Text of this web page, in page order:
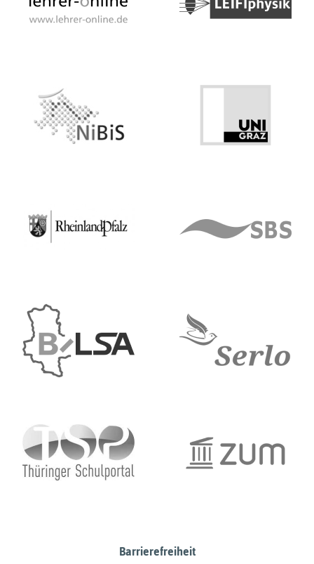
Barrierefreiheit